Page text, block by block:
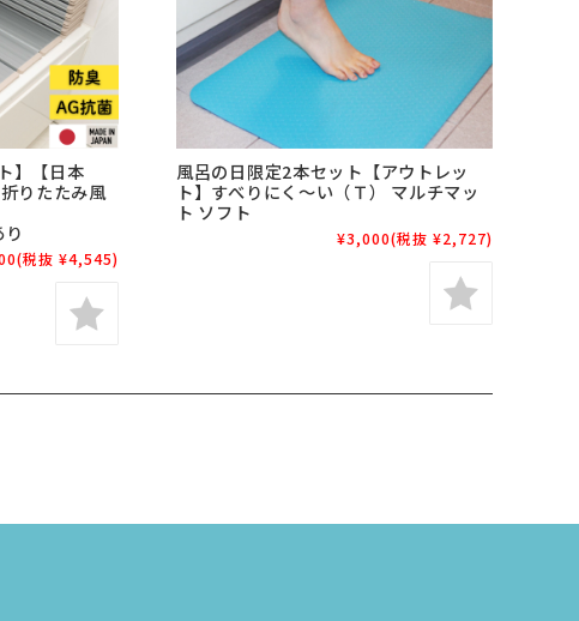
】【日本
りたたみ風
(税抜 ¥4,545)
風呂の日限定2本セット【アウトレッ
ト】すべりにく～い（Ｔ） マルチマッ
ト ソフト
¥3,000(税抜 ¥2,727)